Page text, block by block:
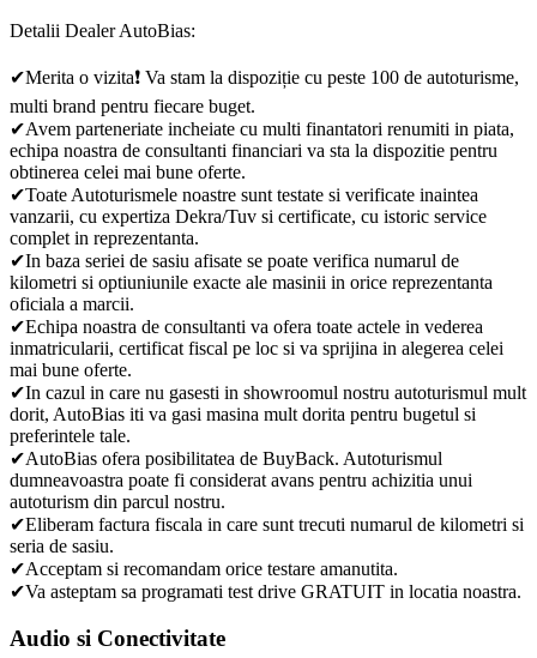
Detalii Dealer AutoBias:
✔Merita o vizita❗ Va stam la dispoziție cu peste 100 de autoturisme,
multi brand pentru fiecare buget.
✔Avem parteneriate incheiate cu multi finantatori renumiti in piata,
echipa noastra de consultanti financiari va sta la dispozitie pentru
obtinerea celei mai bune oferte.
✔Toate Autoturismele noastre sunt testate si verificate inaintea
vanzarii, cu expertiza Dekra/Tuv si certificate, cu istoric service
complet in reprezentanta.
✔In baza seriei de sasiu afisate se poate verifica numarul de
kilometri si optiuniunile exacte ale masinii in orice reprezentanta
oficiala a marcii.
✔Echipa noastra de consultanti va ofera toate actele in vederea
inmatricularii, certificat fiscal pe loc si va sprijina in alegerea celei
mai bune oferte.
✔In cazul in care nu gasesti in showroomul nostru autoturismul mult
dorit, AutoBias iti va gasi masina mult dorita pentru bugetul si
preferintele tale.
✔AutoBias ofera posibilitatea de BuyBack. Autoturismul
dumneavoastra poate fi considerat avans pentru achizitia unui
autoturism din parcul nostru.
✔Eliberam factura fiscala in care sunt trecuti numarul de kilometri si
seria de sasiu.
✔Acceptam si recomandam orice testare amanutita.
✔Va asteptam sa programati test drive GRATUIT in locatia noastra.
Audio si Conectivitate